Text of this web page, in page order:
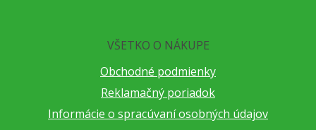
VŠETKO O NÁKUPE
Obchodné podmienky
Reklamačný poriadok
Informácie o spracúvaní osobných údajov